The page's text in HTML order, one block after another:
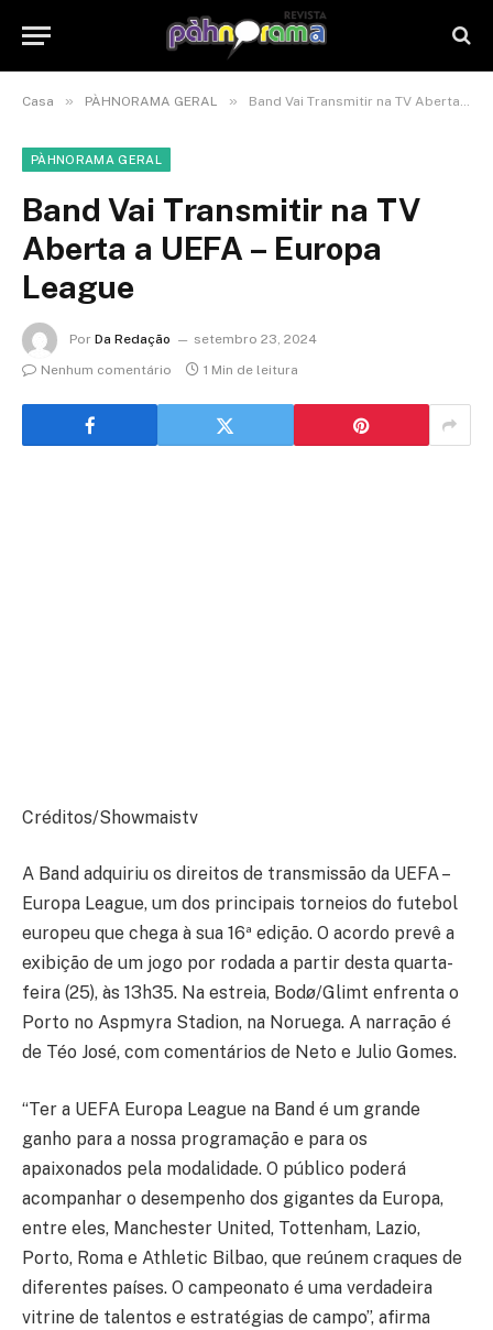
Casa » PÀHNORAMA GERAL » Band Vai Transmitir na TV Aberta a UEFA – Europa League
PÀHNORAMA GERAL
Band Vai Transmitir na TV
Aberta a UEFA – Europa
League
Por Da Redação
setembro 23, 2024
Nenhum comentário
1 Min de leitura
Créditos/Showmaistv
A Band adquiriu os direitos de transmissão da UEFA –
Europa League, um dos principais torneios do futebol
europeu que chega à sua 16ª edição. O acordo prevê a
exibição de um jogo por rodada a partir desta quarta-
feira (25), às 13h35. Na estreia, Bodø/Glimt enfrenta o
Porto no Aspmyra Stadion, na Noruega. A narração é
de Téo José, com comentários de Neto e Julio Gomes.
“Ter a UEFA Europa League na Band é um grande
ganho para a nossa programação e para os
apaixonados pela modalidade. O público poderá
acompanhar o desempenho dos gigantes da Europa,
entre eles, Manchester United, Tottenham, Lazio,
Porto, Roma e Athletic Bilbao, que reúnem craques de
diferentes países. O campeonato é uma verdadeira
vitrine de talentos e estratégias de campo”, afirma